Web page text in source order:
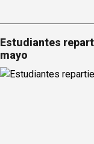
Estudiantes
mayo